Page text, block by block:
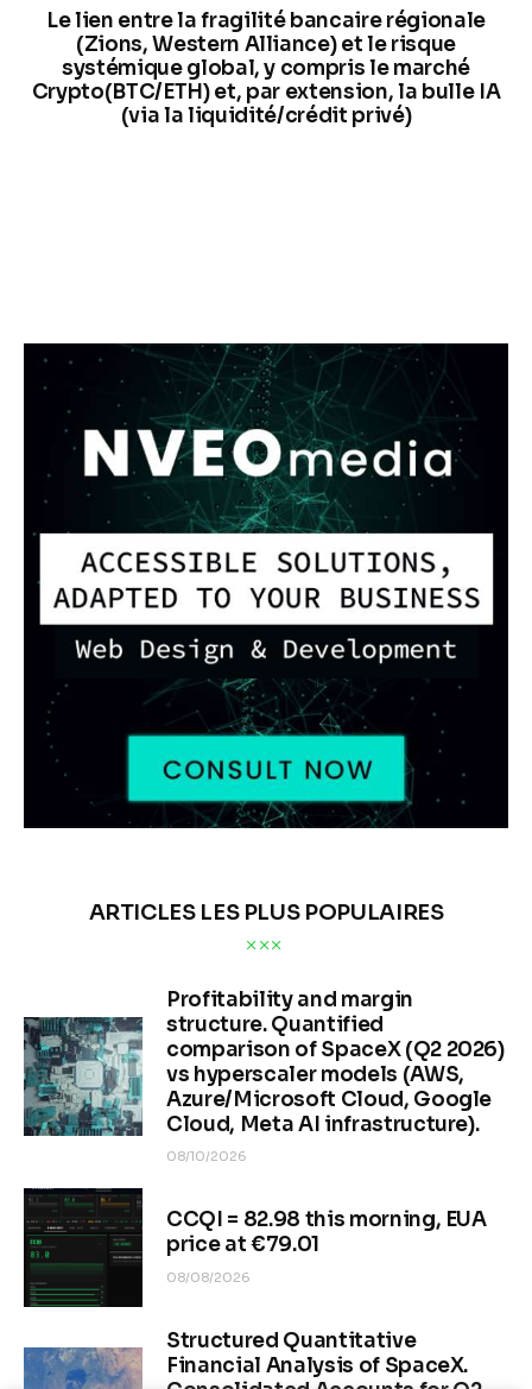
Le lien entre la fragilité bancaire régionale
(Zions, Western Alliance) et le risque
systémique global, y compris le marché
Crypto(BTC/ETH) et, par extension, la bulle IA
(via la liquidité/crédit privé)
ARTICLES LES PLUS POPULAIRES
Profitability and margin
structure. Quantified
comparison of SpaceX (Q2 2026)
vs hyperscaler models (AWS,
Azure/Microsoft Cloud, Google
Cloud, Meta AI infrastructure).
08/10/2026
CCQI = 82.98 this morning, EUA
price at €79.01
08/08/2026
Structured Quantitative
Financial Analysis of SpaceX.